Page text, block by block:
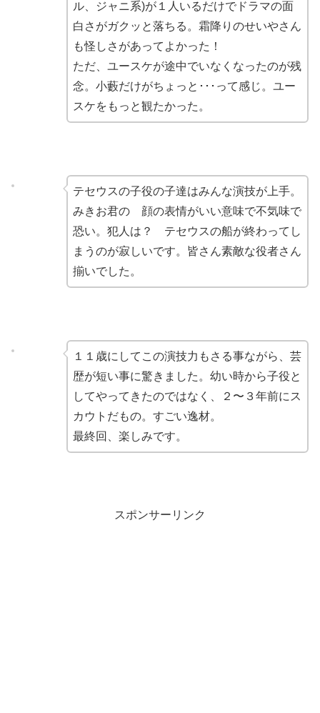
ル、ジャニ系)が１人いるだけでドラマの面
白さがガクッと落ちる。霜降りのせいやさん
も怪しさがあってよかった！
ただ、ユースケが途中でいなくなったのが残
念。小藪だけがちょっと･･･って感じ。ユー
スケをもっと観たかった。
テセウスの子役の子達はみんな演技が上手。
みきお君の 顔の表情がいい意味で不気味で
恐い。犯人は？ テセウスの船が終わってし
まうのが寂しいです。皆さん素敵な役者さん
揃いでした。
１１歳にしてこの演技力もさる事ながら、芸
歴が短い事に驚きました。幼い時から子役と
してやってきたのではなく、２〜３年前にス
カウトだもの。すごい逸材。
最終回、楽しみです。
スポンサーリンク